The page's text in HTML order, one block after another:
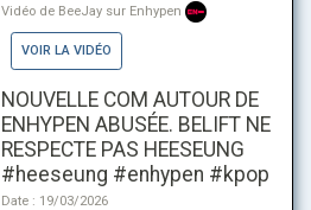
Vidéo de BeeJay sur Enhypen
VOIR LA VIDÉO
NOUVELLE COM AUTOUR DE
ENHYPEN ABUSÉE. BELIFT NE
RESPECTE PAS HEESEUNG
#heeseung #enhypen #kpop
Date : 19/03/2026